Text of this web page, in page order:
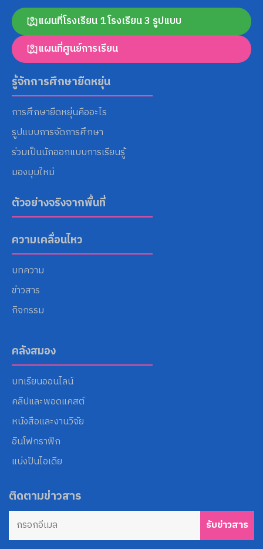
Search
แผนที่โรงเรียน 1 โรงเรียน 3 รูปแบบ
แผนที่ศูนย์การเรียน
รู้จักการศึกษายืดหยุ่น
การศึกษายืดหยุ่นคืออะไร
รูปแบบการจัดการศึกษา
ร่วมเป็นนักออกแบบการเรียนรู้
มองมุมใหม่
ตัวอย่างจริงจากพื้นที่
ความเคลื่อนไหว
บทความ
ข่าวสาร
กิจกรรม
คลังสมอง
บทเรียนออนไลน์
คลิปและพอดแคสต์
หนังสือและงานวิจัย
อินโฟกราฟิก
แบ่งปันไอเดีย
ติดตามข่าวสาร